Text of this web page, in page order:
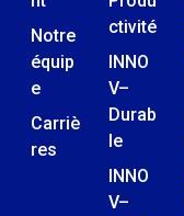
Notre
équip
e
Carriè
res
ctivité
INNO
V–
Durab
le
INNO
V–